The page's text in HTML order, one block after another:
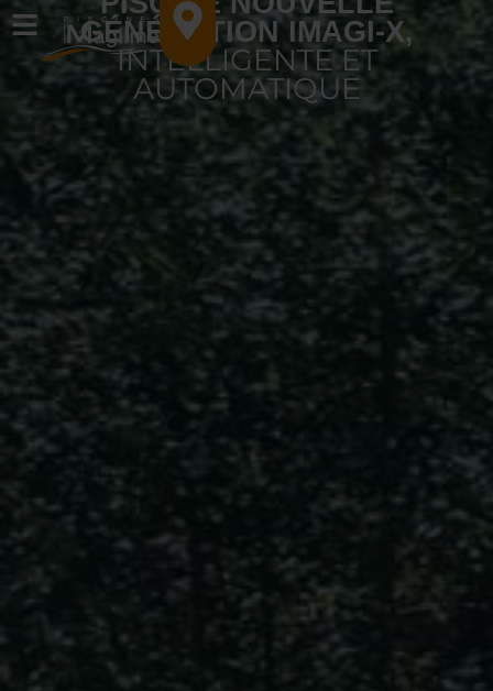
GÉNÉRATION IMAGI-X,
INTELLIGENTE ET
AUTOMATIQUE